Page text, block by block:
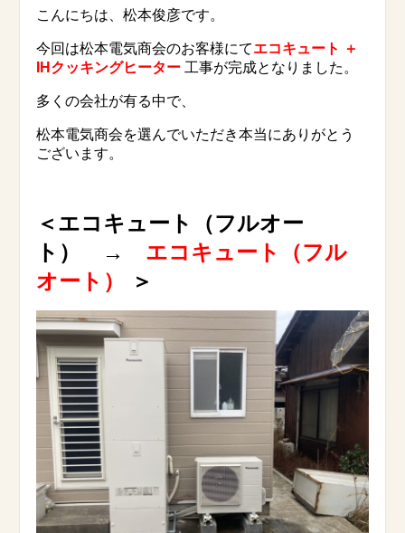
こんにちは、松本俊彦です。
今回は松本電気商会のお客様にてエコキュート ＋
IHクッキングヒーター 工事が完成となりました。
多くの会社が有る中で、
松本電気商会を選んでいただき本当にありがとう
ございます。
＜エコキュート（フルオー
ト） → エコキュート（フル
オート）
＞